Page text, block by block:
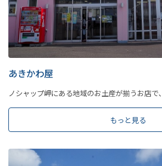
あきかわ屋
ノシャップ岬にある地域のお土産が揃うお店で
もっと見る